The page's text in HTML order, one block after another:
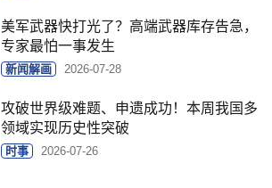
美军武器快打光了？高端武器库存告急，
专家最怕一事发生
新闻解画 2026-07-28
攻破世界级难题、申遗成功！本周我国多
领域实现历史性突破
时事 2026-07-26